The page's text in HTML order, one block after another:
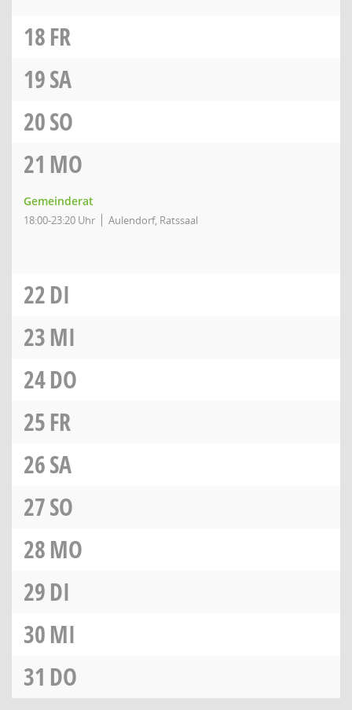
18FR
19SA
20SO
21 MO
Gemeinderat
18:00-23:20 Uhr Aulendorf, Ratssaal
22DI
23MI
24DO
25FR
26SA
27SO
28MO
29DI
30MI
31 DO